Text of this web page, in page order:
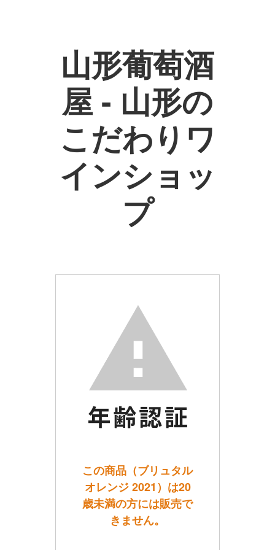
山形葡萄酒
屋 - 山形の
こだわりワ
インショッ
プ
この商品（ブリュタル
オレンジ 2021）は20
歳未満の方には販売で
きません。